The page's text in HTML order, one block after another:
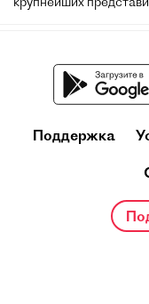
Поддержка